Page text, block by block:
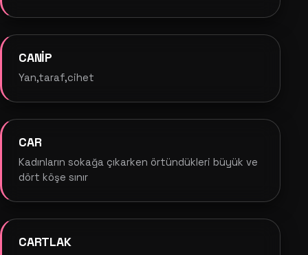
CANİP
Yan,taraf,cihet
CAR
Kadınların sokağa çıkarken örtündükleri büyük ve
dört köşe sınır
CARTLAK